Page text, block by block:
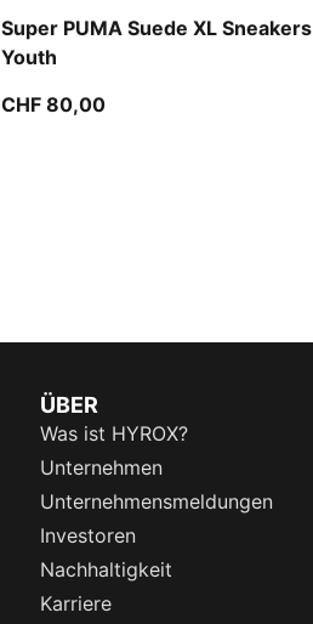
Super PUMA Suede XL Sneakers
Youth
CHF 80,00
ÜBER
Was ist HYROX?
Unternehmen
Unternehmensmeldungen
Investoren
Nachhaltigkeit
Karriere